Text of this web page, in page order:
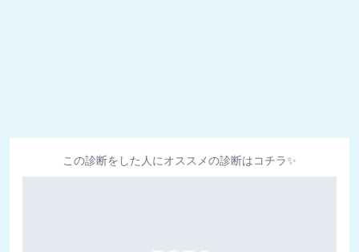
この診断をした人にオススメの診断はコチラ✨